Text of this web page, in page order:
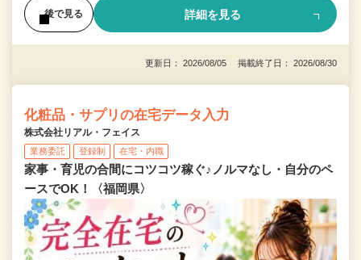
後で見る 詳細を見る
更新日： 2026/08/05 掲載終了日： 2026/08/30
化粧品・サプリの在宅データ入力
株式会社リアル・フェイス
業務委託 登録制 在宅・内職
家事・育児の合間にコツコツ稼ぐ♪ノルマなし・自分のペ
ースでOK！〈福岡県〉